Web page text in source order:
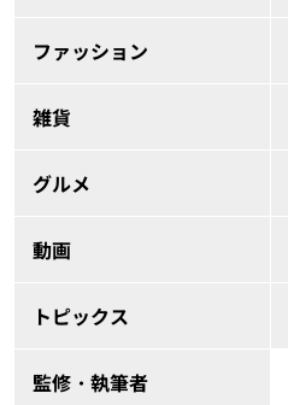
ファッション
雑貨
グルメ
動画
トピックス
監修・執筆者